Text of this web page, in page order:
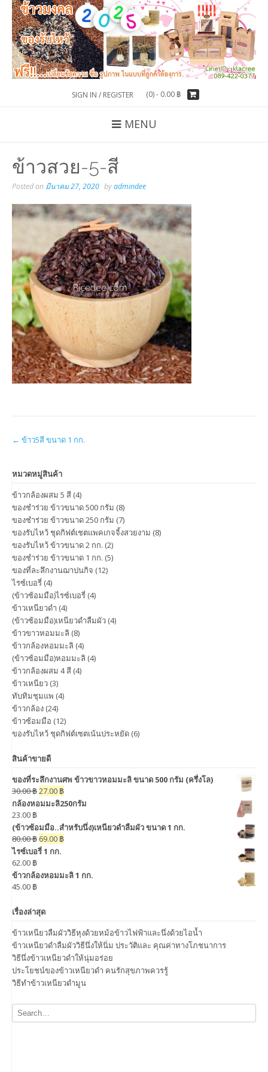
SIGN IN / REGISTER (0) - 0.00 ฿
MENU
ข้าวสวย-5-สี
Posted on มีนาคม 27, 2020 byadmindee
Post
← ข้าว5สี ขนาด 1 กก.
หมวดหมู่สินค้า
ข้าวกล้องผสม 5 สี (4)
ของชำร่วย ข้าวขนาด 500 กรัม (8)
ของชำร่วย ข้าวขนาด 250 กรัม (7)
ของรับไหว้ ชุดกิฟต์เชตแพคเกจจิ้งสวยงาม (8)
ของรับไหว้ ข้าวขนาด 2 กก. (2)
ของชำร่วย ข้าวขนาด 1 กก. (5)
ของที่ละลึกงานฌาปนกิจ (12)
ไรซ์เบอรี่ (4)
(ข้าวซ้อมมือ)ไรซ์เบอรี่ (4)
ข้าวเหนียวดำ (4)
(ข้าวซ้อมมือ)เหนียวดำลืมผัว (4)
ข้าวขาวหอมมะลิ (8)
ข้าวกล้องหอมมะลิ (4)
(ข้าวซ้อมมือ)หอมมะลิ (4)
ข้าวกล้องผสม 4 สี (4)
ข้าวเหนียว (3)
ทับทิมชุมแพ (4)
ข้าวกล้อง (24)
ข้าวซ้อมมือ (12)
ของรับไหว้ ชุดกิฟต์เซตเน้นประหยัด (6)
สินค้าขายดี
ของที่ระลึกงานศพ ข้าวขาวหอมมะลิ ขนาด 500 กรัม (ครึ่งโล)
30.00฿27.00 ฿
กล้องหอมมะลิ250กรัม
23.00 ฿
(ข้าวซ้อมมือ..สำหรับนึ่ง)เหนียวดำลืมผัว ขนาด 1 กก.
80.00฿ 69.00 ฿
ไรซ์เบอรี่ 1 กก.
62.00 ฿
ข้าวกล้องหอมมะลิ 1 กก.
45.00 ฿
เรื่องล่าสุด
ข้าวเหนียวลืมผัววิธีหุงด้วยหม้อข้าวไฟฟ้าและนึ่งด้วยไอน้ำ
ข้าวเหนียวดำลืมผัววิธีนึ่งให้นิ่ม ประวัติและ คุณค่าทางโภชนาการ
วิธีนึ่งข้าวเหนียวดำให้นุ่มอร่อย
ประโยชน์ของข้าวเหนียวดำ คนรักสุขภาพควรรู้
วิธีทำข้าวเหนียวดำมูน